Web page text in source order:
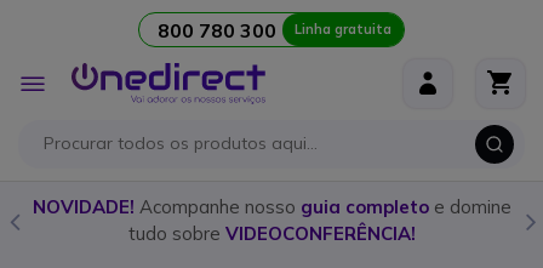
800 780 300 Linha gratuita
Alternar
Nav
NOVIDADE! Acompanhe nosso guia completoe domine
tudo sobre VIDEOCONFERÊNCIA!